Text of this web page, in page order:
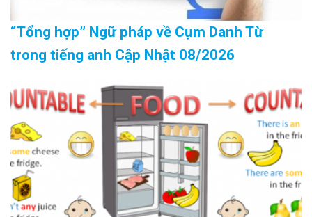
“Tổng hợp” Ngữ pháp về Cụm Danh Từ
trong tiếng anh Cập Nhật 08/2026